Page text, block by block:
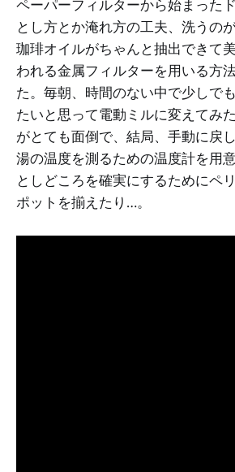
ペーパーフィルターから始まった
とし方とか淹れ方の工夫、洗うの
珈琲オイルがちゃんと抽出できて
われる金属フィルターを用いる方
た。毎朝、時間のない中で少しで
たいと思って電動ミルに変えてみ
がとても面倒で、結局、手動に戻
湯の温度を測るための温度計を用
としどころを確実にするためにペ
ポットを揃えたり…。